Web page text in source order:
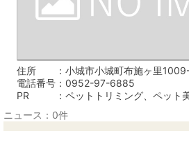
住所
小城市小城町布施ヶ里
電話番号
0952-97-6885
PR
ペットトリミング、ペット
ニュース：0件